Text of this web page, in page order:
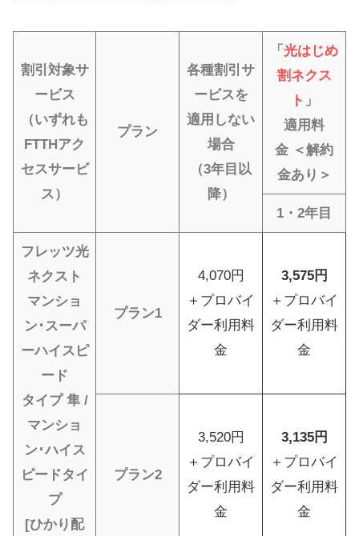
割引対象サ
ービス
（いずれも
FTTHアク
セスサービ
ス）
プラン
各種割引サ
ービスを
適用しない
場合
（3年目以
降）
「 光はじめ
割ネクス
ト 」
適用料
金 ＜解約
金あり＞
1・2年目
フレッツ光
ネクスト
マンショ
ン･スーパ
ーハイスピ
ード
タイプ 隼 /
マンショ
ン･ハイス
ピードタイ
プ
[ひかり配
プラン1
4,070円
＋プロバイ
ダー利用料
金
3,575円
＋プロバイ
ダー利用料
金
プラン2
3,520円
＋プロバイ
ダー利用料
金
3,135円
＋プロバイ
ダー利用料
金